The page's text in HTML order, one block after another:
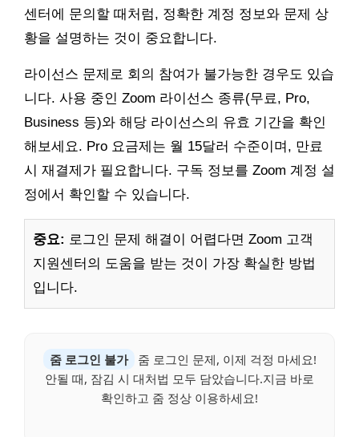
센터에 문의할 때처럼, 정확한 계정 정보와 문제 상
황을 설명하는 것이 중요합니다.
라이선스 문제로 회의 참여가 불가능한 경우도 있습
니다. 사용 중인 Zoom 라이선스 종류(무료, Pro,
Business 등)와 해당 라이선스의 유효 기간을 확인
해보세요. Pro 요금제는 월 15달러 수준이며, 만료
시 재결제가 필요합니다. 구독 정보를 Zoom 계정 설
정에서 확인할 수 있습니다.
중요: 로그인 문제 해결이 어렵다면 Zoom 고객
지원센터의 도움을 받는 것이 가장 확실한 방법
입니다.
줌 로그인 불가
줌 로그인 문제, 이제 걱정 마세요!
안될 때, 잠김 시 대처법 모두 담았습니다.지금 바로
확인하고 줌 정상 이용하세요!